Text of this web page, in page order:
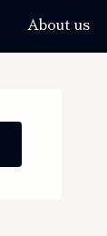
About us